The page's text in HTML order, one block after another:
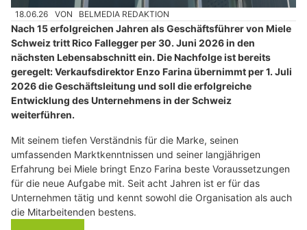
18.06.26 VON BELMEDIA REDAKTION
Nach 15 erfolgreichen Jahren als Geschäftsführer von Miele
Schweiz tritt Rico Fallegger per 30. Juni 2026 in den
nächsten Lebensabschnitt ein. Die Nachfolge ist bereits
geregelt: Verkaufsdirektor Enzo Farina übernimmt per 1. Juli
2026 die Geschäftsleitung und soll die erfolgreiche
Entwicklung des Unternehmens in der Schweiz
weiterführen.
Mit seinem tiefen Verständnis für die Marke, seinen
umfassenden Marktkenntnissen und seiner langjährigen
Erfahrung bei Miele bringt Enzo Farina beste Voraussetzungen
für die neue Aufgabe mit. Seit acht Jahren ist er für das
Unternehmen tätig und kennt sowohl die Organisation als auch
die Mitarbeitenden bestens.